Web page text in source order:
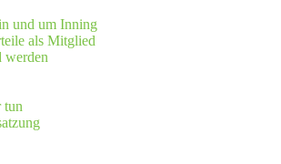
und um Inning
als Mitglied
werden
tun